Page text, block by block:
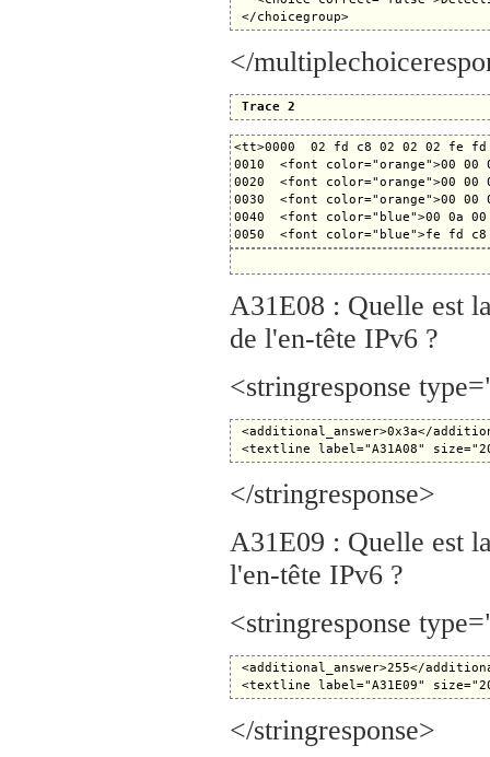
</
Trace 2
<tt>0000  02 fd c8 02 02 02 fe
0010  <font color="orange">00
0020  <font color="orange">00
0030  <font color="orange">00
0040  <font color="blue">00 0a
A31E08 : Quelle est
de l'en-tête IPv6 ?
<stringresponse
<additional_answer>0x3a</
</stringresponse>
A31E09 : Quelle est
l'en-tête IPv6 ?
<stringresponse
<additional_answer>255</
</stringresponse>